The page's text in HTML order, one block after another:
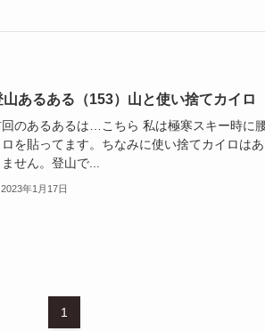
山あるある（153）山と使い捨てカイロ
のあるあるは…こちら 私は極寒スキー時に
ロを貼ってます。ちなみに使い捨てカイロは
ません。登山で...
2023年1月17日
1